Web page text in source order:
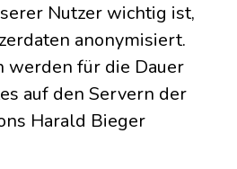
Nutzer wichtig ist,
anonymisiert.
werden für die Dauer
auf den Servern der
Harald Bieger